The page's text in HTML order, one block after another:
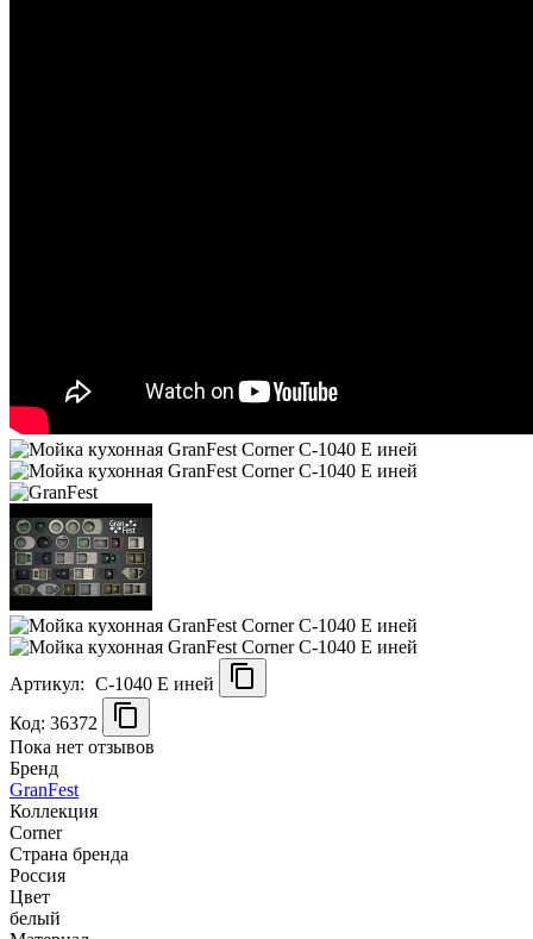
Артикул: C-1040 E иней
Код: 36372
Пока нет отзывов
Бренд
GranFest
Коллекция
Corner
Страна бренда
Россия
Цвет
белый